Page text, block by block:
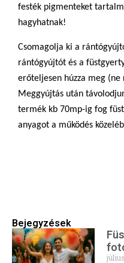
festék pigmenteket
hagyhatnak!
Csomagolja ki a
rántógyújtót és a
erőteljesen húzza meg (ne
Meggyújtás után
termék kb 70mp-ig fog
anyagot a működés
Bejegyzések